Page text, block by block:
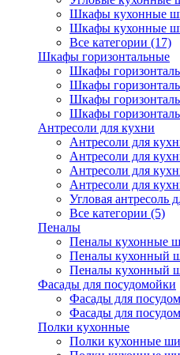
Шкафы кухонные
Шкафы кухонные
Все категории (17)
Шкафы горизонтальные
Шкафы
Шкафы
Шкафы
Шкафы
Антресоли для кухни
Антресоли для
Антресоли для
Антресоли для
Антресоли для
Угловая антресоль
Все категории (5)
Пеналы
Пеналы кухонные
Пеналы кухонный
Пеналы кухонный
Фасады для посудомойки
Фасады для
Фасады для
Полки кухонные
Полки кухонные